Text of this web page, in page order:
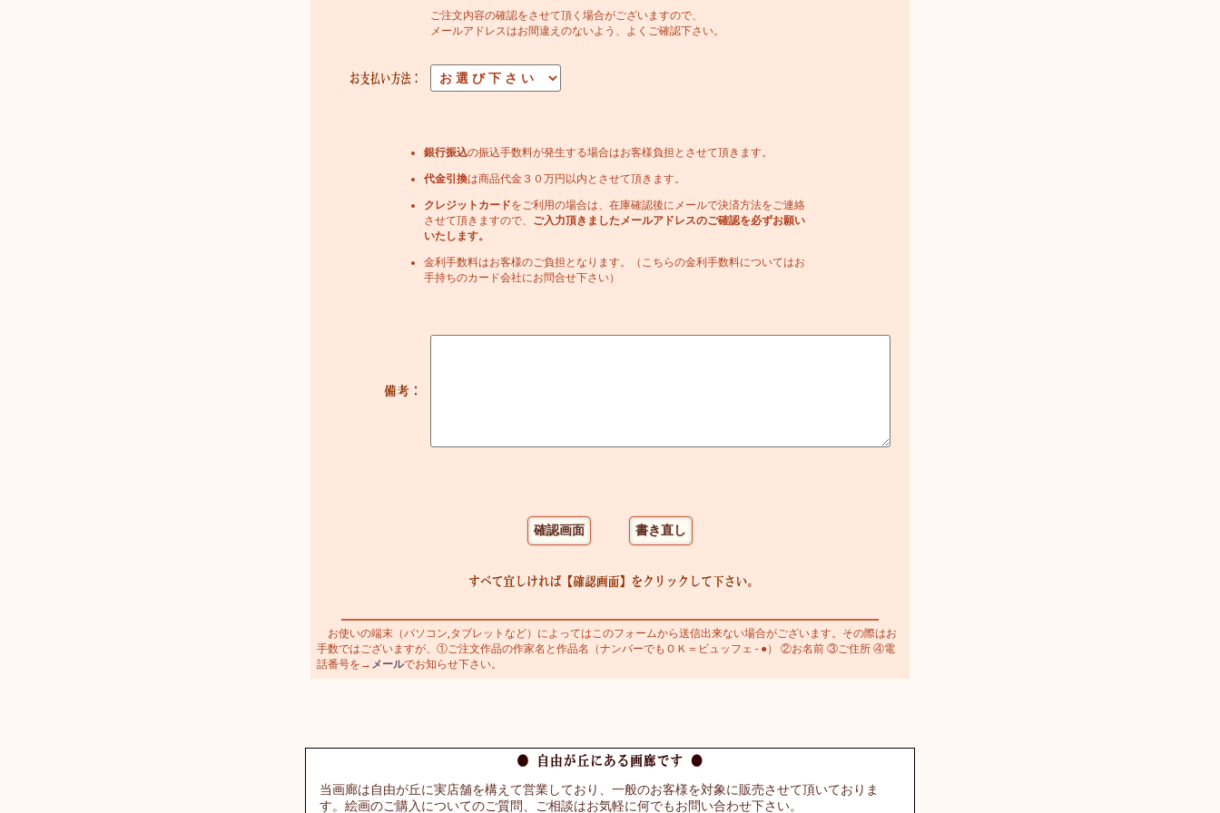
ご注文内容の確認をさせて頂く場合がございますので、
メールアドレスはお間違えのないよう、よくご確認下さい。
銀行振込の振込手数料が発生する場合はお客様負担とさせて頂きます。
代金引換は商品代金３０万円以内とさせて頂きます。
クレジットカードをご利用の場合は、在庫確認後にメールで決済方法をご連絡
させて頂きますので、 ご入力頂きましたメールアドレスのご確認を必ずお願い
いたします。
金利手数料はお客様のご負担となります。（こちらの金利手数料についてはお
手持ちのカード会社にお問合せ下さい）
お使いの端末（パソコン,タブレットなど）によってはこのフォームから送信出来ない場合がございます。その際はお
手数ではございますが、①ご注文作品の作家名と作品名（ナンバーでもＯＫ＝ビュッフェ - ●） ②お名前 ③ご住所 ④電
話番号を→ メールでお知らせ下さい。
当画廊は自由が丘に実店舗を構えて営業しており、一般のお客様を対象に販売させて頂いておりま
す。絵画のご購入についてのご質問、ご相談はお気軽に何でもお問い合わせ下さい。